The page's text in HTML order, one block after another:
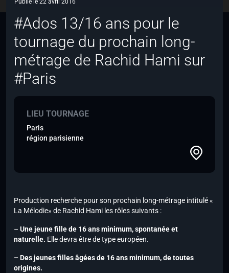
Publié le 22 avril 2016
#Ados 13/16 ans pour le
tournage du prochain long-
métrage de Rachid Hami sur
#Paris
LIEU TOURNAGE
Paris
région parisienne
Production recherche pour son prochain long-métrage intitulé «
La Mélodie» de Rachid Hami les rôles suivants :
– Une jeune fille de 16 ans minimum, spontanée et
naturelle. Elle devra être de type européen.
– Des jeunes filles âgées de 16 ans minimum, de toutes
origines.